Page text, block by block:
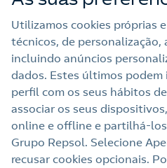
Links Úteis
Nota legal
Política de privacidade
Política de cookies
Utilizamos cookies próprias
técnicos, de
incluindo anúncios
dados. Estes últimos podem
perfil com os seus hábitos
associar os seus
online e offline e
Grupo Repsol. Selecione
recusar cookies opcionais.